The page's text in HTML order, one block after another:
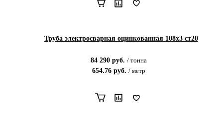
Труба электросварная оцинкованная 108х3 ст20
84 290руб. / тонна
654.76руб. / метр